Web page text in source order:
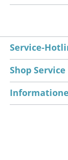
Service-
Shop Service